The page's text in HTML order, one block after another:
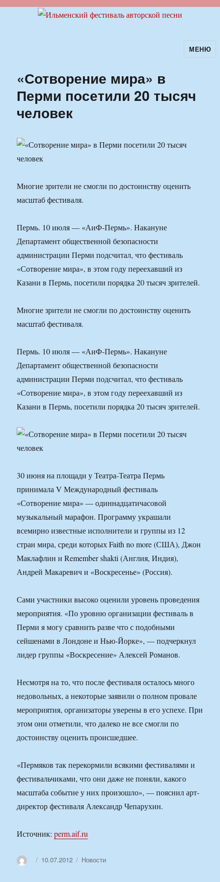
Ильменский фестиваль авторскойМЕНЮ
«Сотворение мира» в
Перми посетили 20 тысяч
человек
Многие зрители не смогли по достоинству оценить
масштаб фестиваля.
Пермь. 10 июля — «АиФ-Пермь». Накануне
Департамент общественной безопасности
администрации Перми подсчитал, что фестиваль
«Сотворение мира», в этом году переехавший из
Казани в Пермь, посетили порядка 20 тысяч зрителей.
Многие зрители не смогли по достоинству оценить
масштаб фестиваля.
Пермь. 10 июля — «АиФ-Пермь». Накануне
Департамент общественной безопасности
администрации Перми подсчитал, что фестиваль
«Сотворение мира», в этом году переехавший из
Казани в Пермь, посетили порядка 20 тысяч зрителей.
30 июня на площади у Театра-Театра Пермь
принимала V Международный фестиваль
«Сотворение мира» — одиннадцатичасовой
музыкальный марафон. Программу украшали
всемирно известные исполнители и группы из 12
стран мира, среди которых Faith no more (США), Джон
Маклафлин и Remember shakti (Англия, Индия),
Андрей Макаревич и «Воскресенье» (Россия).
Сами участники высоко оценили уровень проведения
мероприятия. «По уровню организации фестиваль в
Перми я могу сравнить разве что с подобными
сейшенами в Лондоне и Нью-Йорке», — подчеркнул
лидер группы «Воскресение» Алексей Романов.
Несмотря на то, что после фестиваля осталось много
недовольных, а некоторые заявили о полном провале
мероприятия, организаторы уверены в его успехе. При
этом они отметили, что далеко не все смогли по
достоинству оценить происшедшее.
«Пермяков так перекормили всякими фестивалями и
фестивальчиками, что они даже не поняли, какого
масштаба событие у них произошло», — пояснил арт-
директор фестиваля Александр Чепарухин.
Источник:perm.aif.ru
АвторОпубликовано
10.07.2012 Рубрики
Новости